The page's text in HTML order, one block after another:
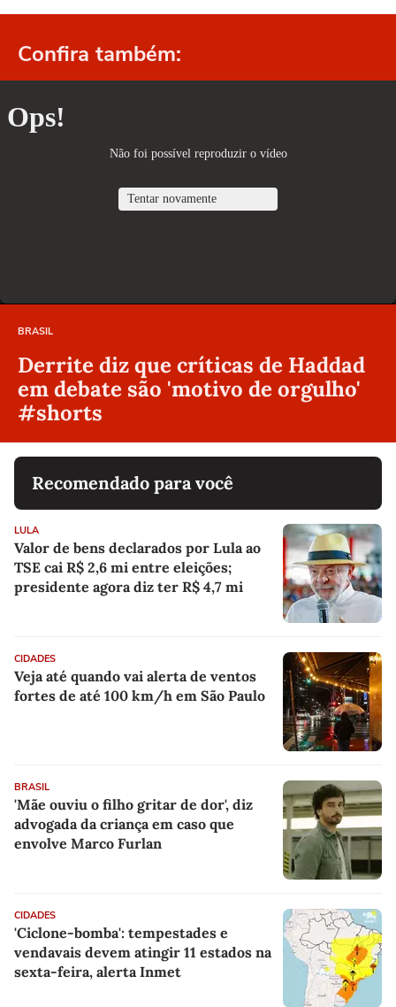
Confira também:
BRASIL
Derrite diz que críticas de Haddad
em debate são 'motivo de orgulho'
#shorts
Recomendado para você
LULA
Valor de bens declarados por Lula ao
TSE cai R$ 2,6 mi entre eleições;
presidente agora diz ter R$ 4,7 mi
CIDADES
Veja até quando vai alerta de ventos
fortes de até 100 km/h em São Paulo
BRASIL
'Mãe ouviu o filho gritar de dor', diz
advogada da criança em caso que
envolve Marco Furlan
CIDADES
'Ciclone-bomba': tempestades e
vendavais devem atingir 11 estados na
sexta-feira, alerta Inmet